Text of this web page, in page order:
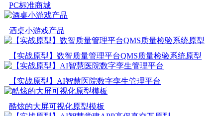
PC标准商城
酒桌小游戏产品
【实战原型】数智质量管理平台QMS质量检验系统原型
【实战原型】AI智慧医院数字孪生管理平台
酷炫的大屏可视化原型模板